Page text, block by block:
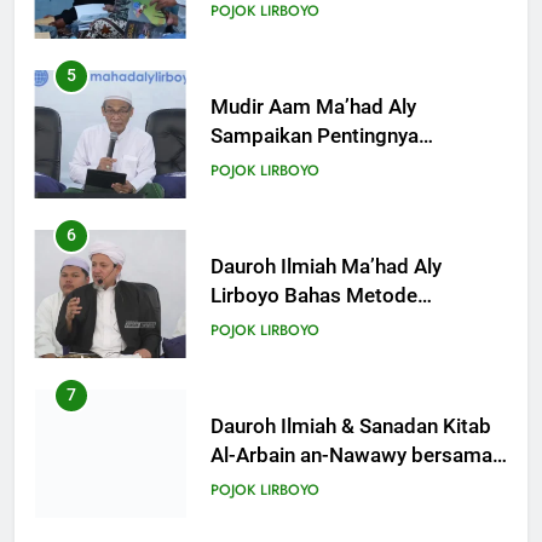
21
KHUTBAH
22
Silaturahmi
KHUTBAH
23
Lailatul Qadar
KHUTBAH
Kitab Semester Ganjil
POJOK LIRBOYO
5
Mudir Aam Ma’had Aly
Sampaikan Pentingnya
Mempelajari Ilmu Hadis Dalam
POJOK LIRBOYO
6
Dauroh Ilmiah Ma’had Aly
Lirboyo Bahas Metode
Ahlusunnah dalam
POJOK LIRBOYO
7
Dauroh Ilmiah & Sanadan Kitab
Al-Arbain an-Nawawy bersama
As-Syaikh Dr. Yasir Al-Adny
POJOK LIRBOYO